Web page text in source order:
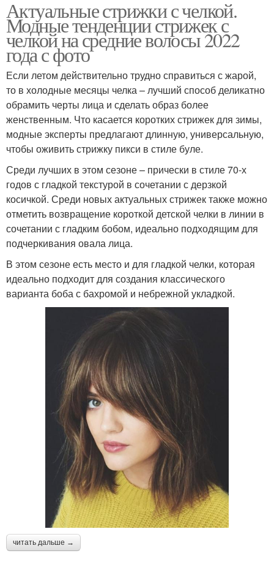
Актуальные стрижки с челкой.
Модные тенденции стрижек с
челкой на средние волосы 2022
года с фото
Если летом действительно трудно справиться с жарой,
то в холодные месяцы челка – лучший способ деликатно
обрамить черты лица и сделать образ более
женственным. Что касается коротких стрижек для зимы,
модные эксперты предлагают длинную, универсальную,
чтобы оживить стрижку пикси в стиле буле.
Среди лучших в этом сезоне – прически в стиле 70-х
годов с гладкой текстурой в сочетании с дерзкой
косичкой. Среди новых актуальных стрижек также можно
отметить возвращение короткой детской челки в линии в
сочетании с гладким бобом, идеально подходящим для
подчеркивания овала лица.
В этом сезоне есть место и для гладкой челки, которая
идеально подходит для создания классического
варианта боба с бахромой и небрежной укладкой.
читать дальше →